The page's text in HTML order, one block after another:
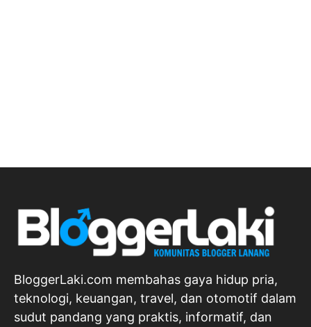
BloggerLaki.com membahas gaya hidup pria,
teknologi, keuangan, travel, dan otomotif dalam
sudut pandang yang praktis, informatif, dan